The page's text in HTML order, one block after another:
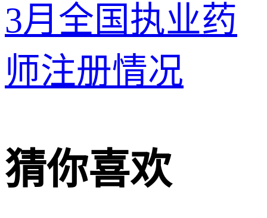
3月全国执业药
师注册情况
猜你喜欢